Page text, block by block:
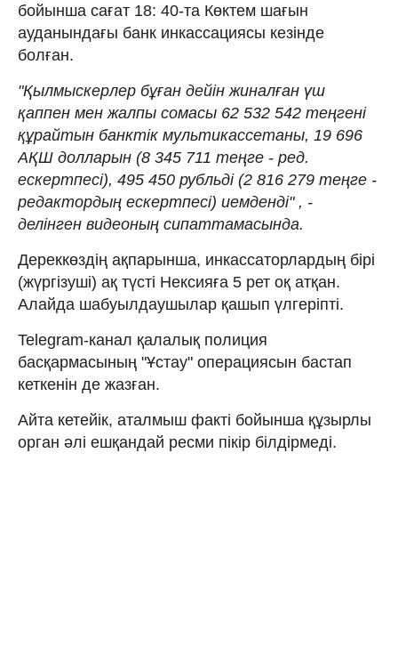
бойынша сағат 18: 40-та Көктем шағын
ауданындағы банк инкассациясы кезінде
болған.
"Қылмыскерлер бұған дейін жиналған үш
қаппен мен жалпы сомасы 62 532 542 теңгені
құрайтын банктік мультикассетаны, 19 696
АҚШ долларын (8 345 711 теңге - ред.
ескертпесі), 495 450 рубльді (2 816 279 теңге -
редактордың ескертпесі) иемденді" , -
делінген видеоның сипаттамасында.
Дереккөздің ақпарынша, инкассаторлардың бірі
(жүргізуші) ақ түсті Нексияға 5 рет оқ атқан.
Алайда шабуылдаушылар қашып үлгеріпті.
Telegram-канал қалалық полиция
басқармасының "Ұстау" операциясын бастап
кеткенін де жазған.
Айта кетейік, аталмыш факті бойынша құзырлы
орган әлі ешқандай ресми пікір білдірмеді.